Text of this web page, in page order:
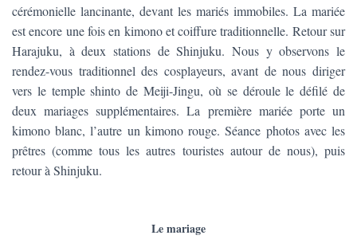
cérémonielle lancinante, devant les mariés immobiles. La mariée
est encore une fois en kimono et coiffure traditionnelle. Retour sur
Harajuku, à deux stations de Shinjuku. Nous y observons le
rendez-vous traditionnel des cosplayeurs, avant de nous diriger
vers le temple shinto de Meiji-Jingu, où se déroule le défilé de
deux mariages supplémentaires. La première mariée porte un
kimono blanc, l’autre un kimono rouge. Séance photos avec les
prêtres (comme tous les autres touristes autour de nous), puis
retour à Shinjuku.
Le mariage